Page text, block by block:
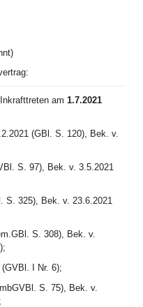
am 1.7.2021
(GBl. S. 120), Bek. v.
S. 97), Bek. v. 3.5.2021
S. 325), Bek. v. 23.6.2021
S. 308), Bek. v.
I Nr. 6);
S. 75), Bek. v.